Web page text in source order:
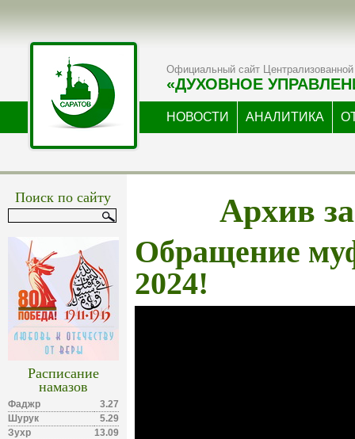
Официальный сайт Централизованной
«ДУХОВНОЕ
НОВОСТИ АНАЛИТИКА
Поиск по сайту
Расписание
намазов
Фаджр
3.27
Шурук
5.29
Зухр
13.09
Архив
Обращение
2024!